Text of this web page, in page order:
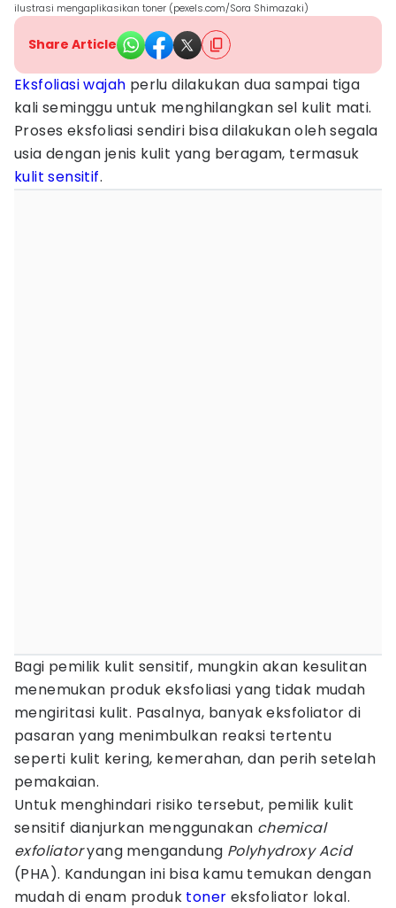
ilustrasi mengaplikasikan toner (pexels.com/Sora Shimazaki)
Share Article
Eksfoliasi wajah perlu dilakukan dua sampai tiga
kali seminggu untuk menghilangkan sel kulit mati.
Proses eksfoliasi sendiri bisa dilakukan oleh segala
usia dengan jenis kulit yang beragam, termasuk
kulit sensitif.
Bagi pemilik kulit sensitif, mungkin akan kesulitan
menemukan produk eksfoliasi yang tidak mudah
mengiritasi kulit. Pasalnya, banyak eksfoliator di
pasaran yang menimbulkan reaksi tertentu
seperti kulit kering, kemerahan, dan perih setelah
pemakaian.
Untuk menghindari risiko tersebut, pemilik kulit
sensitif dianjurkan menggunakan chemical
exfoliatoryang mengandung Polyhydroxy Acid
(PHA). Kandungan ini bisa kamu temukan dengan
mudah di enam produk toner eksfoliator lokal.